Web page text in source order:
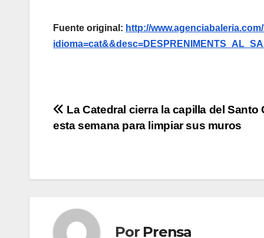
Fuente original: http://
Navegación
La Catedral cierra la capilla del Santo
esta semana para limpiar sus muros
Por Prensa